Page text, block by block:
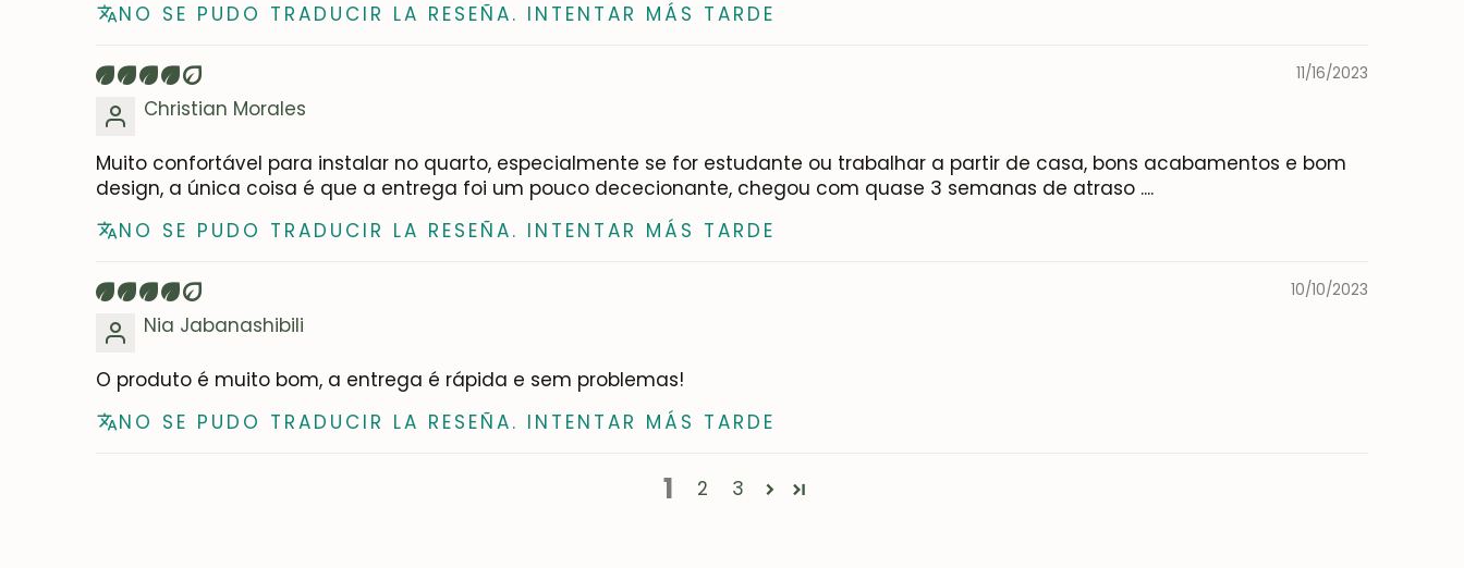
NO SE PUDO TRADUCIR LA RESEÑA. INTENTAR MÁS TARDE
11/16/2023
Christian Morales
Muito confortável para instalar no quarto, especialmente se for estudante ou trabalhar a partir de casa, bons acabamentos e bom
design, a única coisa é que a entrega foi um pouco dececionante, chegou com quase 3 semanas de atraso ....
NO SE PUDO TRADUCIR LA RESEÑA. INTENTAR MÁS TARDE
10/10/2023
Nia Jabanashibili
O produto é muito bom, a entrega é rápida e sem problemas!
NO SE PUDO TRADUCIR LA RESEÑA. INTENTAR MÁS TARDE
1 2 3